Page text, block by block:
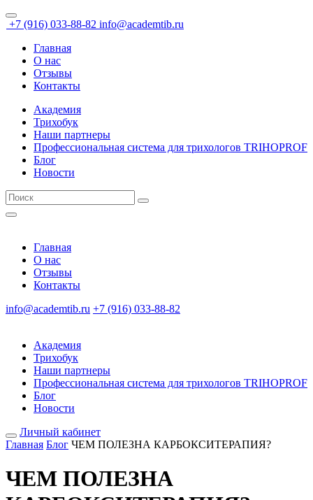
+7 (916) 033-88-82 info@academtib.ru
Главная
О нас
Отзывы
Контакты
Академия
Трихобук
Наши партнеры
Профессиональная система для трихологов TRIHOPROF
Блог
Новости
Главная
О нас
Отзывы
Контакты
info@academtib.ru +7 (916) 033-88-82
Академия
Трихобук
Наши партнеры
Профессиональная система для трихологов TRIHOPROF
Блог
Новости
Личный кабинет
Главная Блог ЧЕМ ПОЛЕЗНА КАРБОКСИТЕРАПИЯ?
ЧЕМ ПОЛЕЗНА